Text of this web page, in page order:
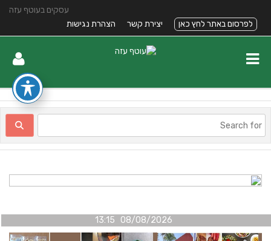
עסקים בעוטף עזה
לפרסום באתר לחץ כאן
יצירת קשר הצהרת נגישות
08/08/2026 13:15